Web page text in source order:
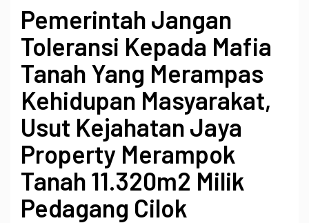
Pemerintah Jangan
Toleransi Kepada Mafia
Tanah Yang Merampas
Kehidupan Masyarakat,
Usut Kejahatan Jaya
Property Merampok
Tanah 11.320m2 Milik
Pedagang Cilok